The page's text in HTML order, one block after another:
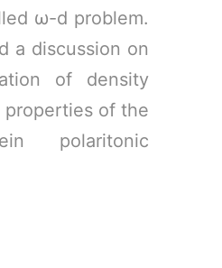
ω-d problem.
a discussion on
of density
of the
polaritonic